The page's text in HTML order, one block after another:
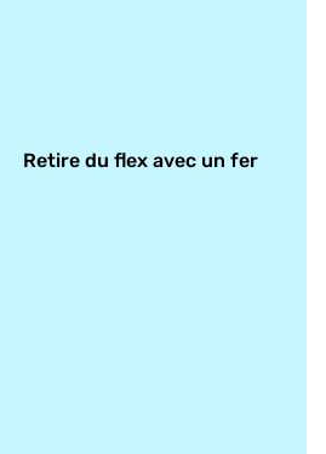
Retire du flex avec un fer